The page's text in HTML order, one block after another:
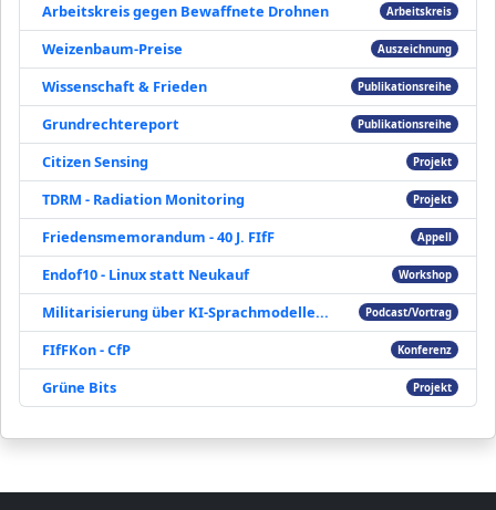
Arbeitskreis gegen Bewaffnete Drohnen Arbeitskreis
Weizenbaum-Preise Auszeichnung
Wissenschaft & Frieden Publikationsreihe
Grundrechtereport Publikationsreihe
Citizen Sensing Projekt
TDRM - Radiation Monitoring Projekt
Friedensmemorandum - 40 J. FIfF Appell
Endof10 - Linux statt Neukauf Workshop
Militarisierung über KI-Sprachmodelle... Podcast/Vortrag
FIfFKon - CfP Konferenz
Grüne Bits Projekt